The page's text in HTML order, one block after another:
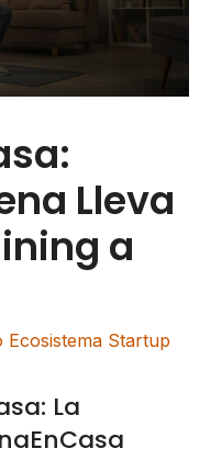
Lleva
a
Ecosistema Startup
La